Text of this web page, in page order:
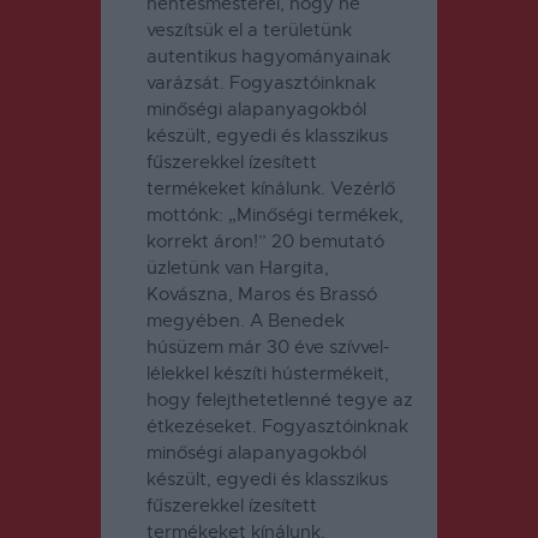
veszítsük el a területünk
autentikus hagyományainak
varázsát. Fogyasztóinknak
minőségi alapanyagokból
készült, egyedi és klasszikus
fűszerekkel ízesített
termékeket kínálunk. Vezérlő
mottónk: „Minőségi termékek,
korrekt áron!” 20 bemutató
üzletünk van Hargita,
Kovászna, Maros és Brassó
megyében. A Benedek
húsüzem már 30 éve szívvel-
lélekkel készíti hústermékeit,
hogy felejthetetlenné tegye az
étkezéseket. Fogyasztóinknak
minőségi alapanyagokból
készült, egyedi és klasszikus
fűszerekkel ízesített
termékeket kínálunk.